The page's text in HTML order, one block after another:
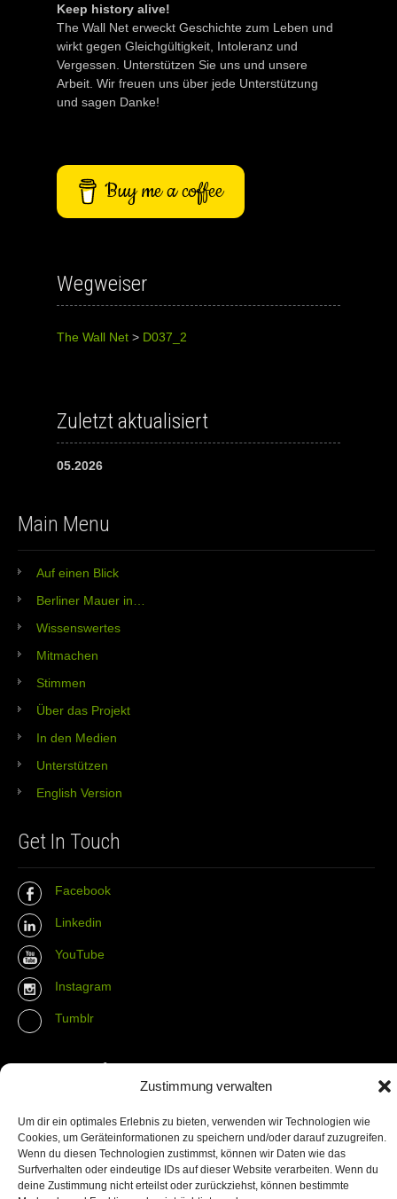
Zustimmung verwalten
Um dir ein optimales Erlebnis zu bieten, verwenden wir Technologien wie
Cookies, um Geräteinformationen zu speichern und/oder darauf zuzugreifen.
Wenn du diesen Technologien zustimmst, können wir Daten wie das
Surfverhalten oder eindeutige IDs auf dieser Website verarbeiten. Wenn du
deine Zustimmung nicht erteilst oder zurückziehst, können bestimmte
Keep history alive!
The Wall Net erweckt Geschichte zum Leben und
wirkt gegen Gleichgültigkeit, Intoleranz und
Vergessen. Unterstützen Sie uns und unsere
Arbeit. Wir freuen uns über jede Unterstützung
und sagen Danke!
Buy me a coffee
Wegweiser
The Wall Net > D037_2
Zuletzt aktualisiert
05.2026
Main Menu
Auf einen Blick
Berliner Mauer in…
Wissenswertes
Mitmachen
Stimmen
Über das Projekt
In den Medien
Unterstützen
English Version
Get In Touch
Facebook
Linkedin
YouTube
Instagram
Tumblr
Contact Info
The Wall Net
Email : info@the-wall-net.org